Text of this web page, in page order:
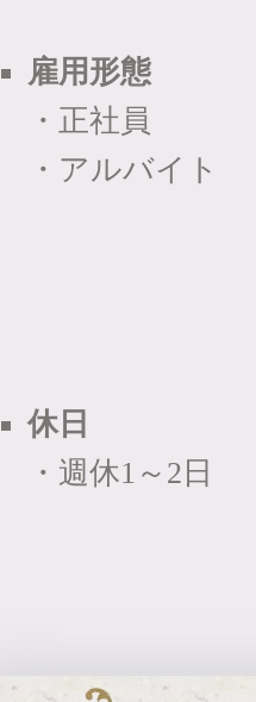
雇用形態
・正社員
・アルバイト
休日
・週休1～2日